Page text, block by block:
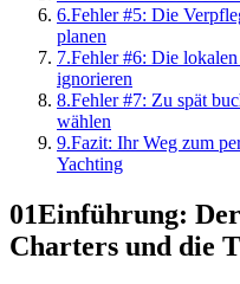
6.Fehler #5: Die
planen
7.Fehler #6: Die
ignorieren
8.Fehler #7: Zu spät
wählen
9.Fazit: Ihr Weg zum
Yachting
01Einführung:
Charters und die